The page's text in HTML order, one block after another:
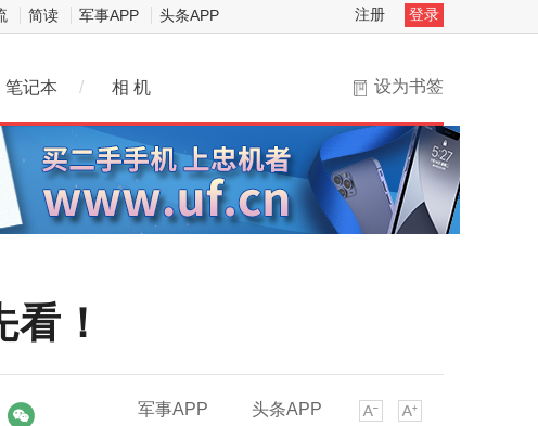
简读 军事APP 头条APP 注册 登录
设为书签
笔记本 / 相 机
！
军事APP 头条APP